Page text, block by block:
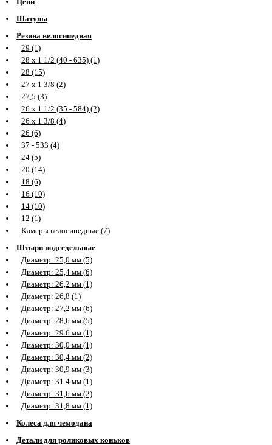
Шатуны
Резина велосипедная
29 (1)
28 х 1 1/2 (40 - 635) (1)
28 (15)
27 х 1 3/8 (2)
27,5 (3)
26 х 1 1/2 (35 - 584) (2)
26 х 1 3/8 (4)
26 (6)
37 - 533 (4)
24 (5)
20 (14)
18 (6)
16 (10)
14 (10)
12 (1)
Камеры велосипедные (7)
Штыри подседельные
Диаметр: 25,0 мм (5)
Диаметр: 25,4 мм (6)
Диаметр: 26,2 мм (1)
Диаметр: 26,8 (1)
Диаметр: 27,2 мм (6)
Диаметр: 28,6 мм (5)
Диаметр: 29.6 мм (1)
Диаметр: 30,0 мм (1)
Диаметр: 30,4 мм (2)
Диаметр: 30,9 мм (3)
Диаметр: 31.4 мм (1)
Диаметр: 31,6 мм (2)
Диаметр: 31,8 мм (1)
Колеса для чемодана
Детали для роликовых коньков